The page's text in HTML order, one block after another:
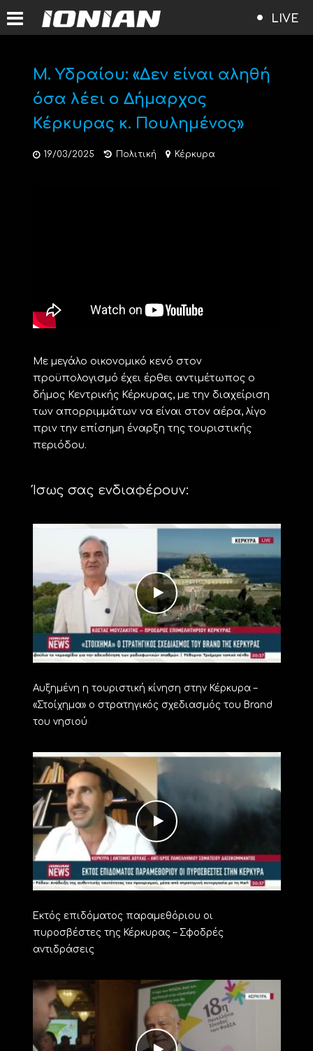
LIVE
Μ. Υδραίου: «Δεν είναι αληθή
όσα λέει ο Δήμαρχος
Κέρκυρας κ. Πουλημένος»
19/03/2025 Πολιτική Κέρκυρα
Με μεγάλο οικονομικό κενό στον
προϋπολογισμό έχει έρθει αντιμέτωπος ο
δήμος Κεντρικής Κέρκυρας, με την διαχείριση
των απορριμμάτων να είναι στον αέρα, λίγο
πριν την επίσημη έναρξη της τουριστικής
περιόδου.
Ίσως σας ενδιαφέρουν:
Αυξημένη η τουριστική κίνηση στην Κέρκυρα –
«Στοίχημα» ο στρατηγικός σχεδιασμός του Brand
του νησιού
Εκτός επιδόματος παραμεθόριου οι
πυροσβέστες της Κέρκυρας – Σφοδρές
αντιδράσεις